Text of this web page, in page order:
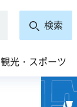
検索
観光・スポーツ